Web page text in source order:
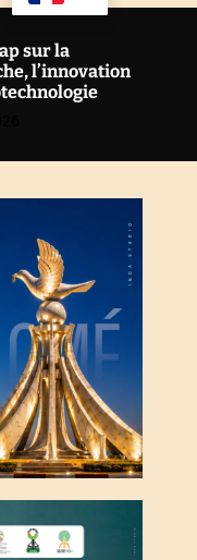
e
a
h
sur la
l’innovation